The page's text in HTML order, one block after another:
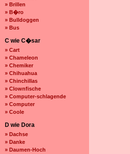
» Brillen
» B�ro
» Bulldoggen
» Bus
C wie C�sar
» Cart
» Chameleon
» Chemiker
» Chihuahua
» Chinchillas
» Clownfische
» Computer-schlagende
» Computer
» Coole
D wie Dora
» Dachse
» Danke
» Daumen-Hoch